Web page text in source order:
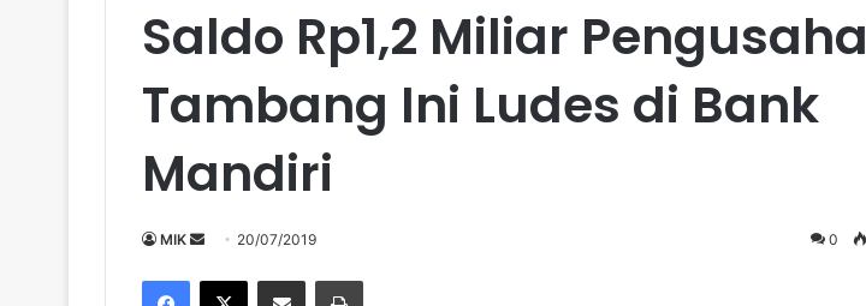
Saldo Rp1,2 Miliar Pengusaha
Tambang Ini Ludes di Bank
Mandiri
MIK
Send
email
20/07/2019 0
Facebook
X Share via Email Print